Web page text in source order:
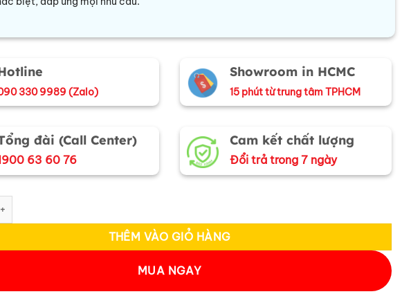
330 9989 (Zalo)
Showroom in HCMC
15 phút từ trung tâm TPHCM
đài (Call Center)
63 60 76
Cam kết chất lượng
Đổi trả trong 7 ngày
THÊM VÀO GIỎ HÀNG
MUA NGAY